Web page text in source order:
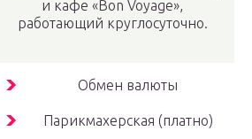
и кафе «Bon Voyage»,
работающий круглосуточно.
Обмен валюты
Парикмахерская (платно)